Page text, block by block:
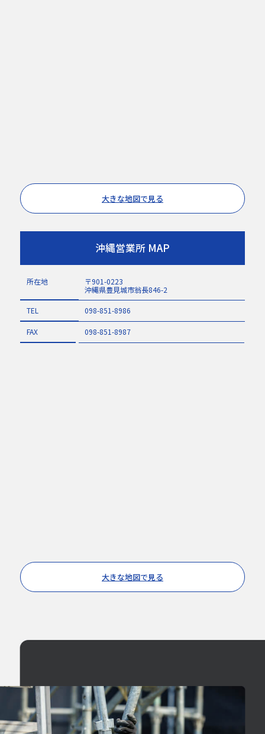
大きな地図で見る
沖縄営業所 MAP
所在地
〒901-0223
沖縄県豊見城市翁長846-2
TEL 098-851-8986
FAX 098-851-8987
大きな地図で見る